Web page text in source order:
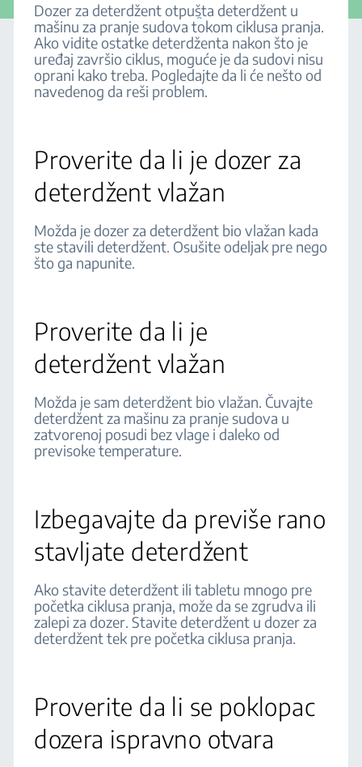
Deli
Dozer za deterdžent otpušta deterdžent u
mašinu za pranje sudova tokom ciklusa pranja.
Ako vidite ostatke deterdženta nakon što je
uređaj završio ciklus, moguće je da sudovi nisu
oprani kako treba. Pogledajte da li će nešto od
navedenog da reši problem.
Proverite da li je dozer za
deterdžent vlažan
Možda je dozer za deterdžent bio vlažan kada
ste stavili deterdžent. Osušite odeljak pre nego
što ga napunite.
Proverite da li je
deterdžent vlažan
Možda je sam deterdžent bio vlažan. Čuvajte
deterdžent za mašinu za pranje sudova u
zatvorenoj posudi bez vlage i daleko od
previsoke temperature.
Izbegavajte da previše rano
stavljate deterdžent
Ako stavite deterdžent ili tabletu mnogo pre
početka ciklusa pranja, može da se zgrudva ili
zalepi za dozer. Stavite deterdžent u dozer za
deterdžent tek pre početka ciklusa pranja.
Proverite da li se poklopac
dozera ispravno otvara